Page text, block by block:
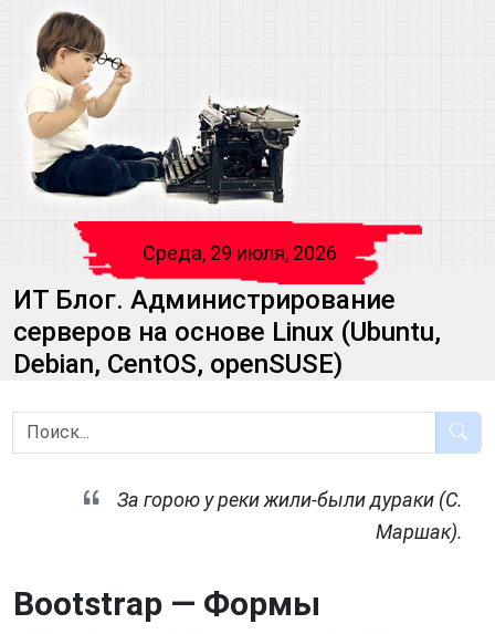
Среда, 29 июля, 2026
ИТ Блог. Администрирование
серверов на основе Linux (Ubuntu,
Debian, CentOS, openSUSE)
За горою у реки жили-были дураки (С.
Маршак).
Bootstrap — Формы